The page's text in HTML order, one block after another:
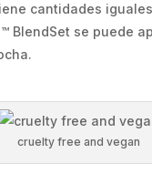
cantidades
BlendSet se puede
cruelty free and vegan